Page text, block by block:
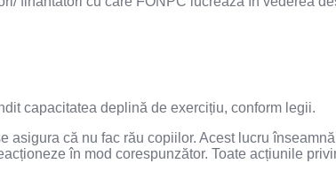
capacitatea deplină de exercițiu, conform legii.
asigura că nu fac rău copiilor. Acest lucru
în mod corespunzător. Toate acțiunile